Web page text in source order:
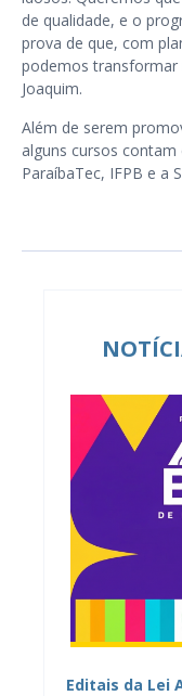
de qualidade, e o
prova de que, com
podemos transformar
Joaquim.
Além de serem
alguns cursos
ParaíbaTec, IFPB e a
Editais da Lei